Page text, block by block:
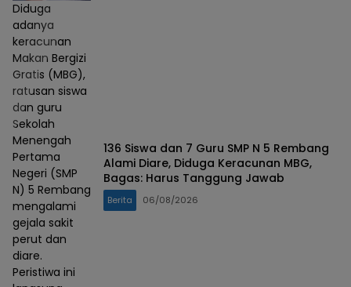
Diduga
adanya
keracunan
Makan Bergizi
Gratis (MBG),
ratusan siswa
dan guru
Sekolah
Menengah
Pertama
Negeri (SMP
N) 5 Rembang
mengalami
gejala sakit
perut dan
diare.
Peristiwa ini
136 Siswa dan 7 Guru SMP N 5 Rembang
Alami Diare, Diduga Keracunan MBG,
Bagas: Harus Tanggung Jawab
Berita 06/08/2026